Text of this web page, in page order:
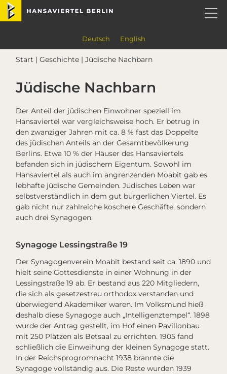
Skip
Skip
Skip
Skip
Deutsch English
Start |Geschichte | Jüdische Nachbarn
Jüdische Nachbarn
Der Anteil der jüdischen Einwohner speziell im
Hansaviertel war vergleichsweise hoch. Er betrug in
den zwanziger Jahren mit ca. 8 % fast das Doppelte
des jüdischen Anteils an der Gesamtbevölkerung
Berlins. Etwa 10 % der Häuser des Hansaviertels
befanden sich in jüdischem Eigentum. Sowohl im
Hansaviertel als auch im angrenzenden Moabit gab es
lebhafte jüdische Gemeinden. Jüdisches Leben war
selbstverständlich in dem gut bürgerlichen Viertel. Es
gab nicht nur zahlreiche koschere Geschäfte, sondern
auch drei Synagogen.
Synagoge Lessingstraße 19
Der Synagogenverein Moabit bestand seit ca. 1890 und
hielt seine Gottesdienste in einer Wohnung in der
Lessingstraße 19 ab. Er bestand aus 220 Mitgliedern,
die sich als gesetzestreu orthodox verstanden und
überwiegend Akademiker waren. Im Volksmund hieß
deshalb diese Synagoge auch „Intelligenztempel“. 1898
wurde der Antrag gestellt, im Hof einen Pavillonbau
mit 250 Plätzen als Betsaal zu errichten. 1905 fand
schließlich die Einweihung der kleinen Synagoge statt.
In der Reichsprogromnacht 1938 brannte die
Synagoge vollständig aus. Die Reste wurden 1939